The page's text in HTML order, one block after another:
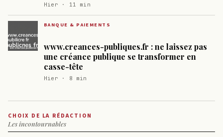
Hier · 11 min
BANQUE & PAIEMENTS
www.creances-publiques.fr : ne laissez pas
une créance publique se transformer en
casse-tête
Hier · 8 min
CHOIX DE LA RÉDACTION
Les incontournables